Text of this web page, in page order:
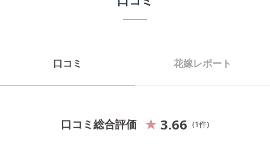
口コミ 花嫁レポート
口コミ総合評価 3.66 1件